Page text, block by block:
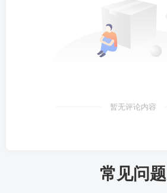
暂无评论内容
常见问题